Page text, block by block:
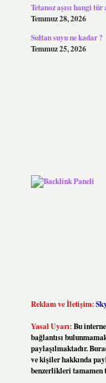
Tetanoz aşısı hangi tür
Temmuz 28, 2026
Sultan suyu ne kadar ?
Temmuz 25, 2026
Reklam ve İletişim:
Yasal Uyarı:Bu
bağlantısı
paylaşılmaktadır.
ve kişiler hakkında
benzerlikleri tamamen